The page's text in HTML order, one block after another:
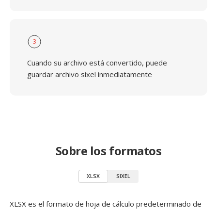
3
Cuando su archivo está convertido, puede
guardar archivo sixel inmediatamente
Sobre los formatos
XLSX SIXEL
XLSX es el formato de hoja de cálculo predeterminado de